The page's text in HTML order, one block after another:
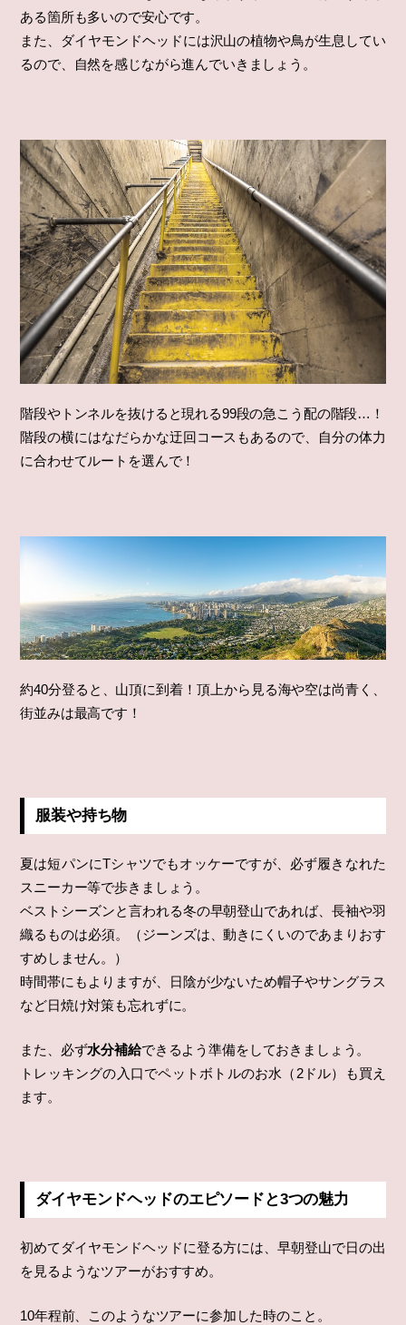
ある箇所も多いので安心です。
また、ダイヤモンドヘッドには沢山の植物や鳥が生息してい
るので、自然を感じながら進んでいきましょう。
階段やトンネルを抜けると現れる99段の急こう配の階段…！
階段の横にはなだらかな迂回コースもあるので、自分の体力
に合わせてルートを選んで！
約40分登ると、山頂に到着！頂上から見る海や空は尚青く、
街並みは最高です！
服装や持ち物
夏は短パンにTシャツでもオッケーですが、必ず履きなれた
スニーカー等で歩きましょう。
ベストシーズンと言われる冬の早朝登山であれば、長袖や羽
織るものは必須。（ジーンズは、動きにくいのであまりおす
すめしません。）
時間帯にもよりますが、日陰が少ないため帽子やサングラス
など日焼け対策も忘れずに。
また、必ず水分補給できるよう準備をしておきましょう。
トレッキングの入口でペットボトルのお水（2ドル）も買え
ます。
ダイヤモンドヘッドのエピソードと3つの魅力
初めてダイヤモンドヘッドに登る方には、早朝登山で日の出
を見るようなツアーがおすすめ。
10年程前、このようなツアーに参加した時のこと。